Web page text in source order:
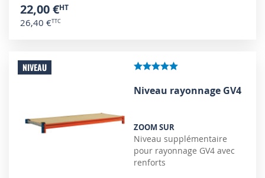
22,00 €
26,40 €
NIVEAU
Niveau rayonnage GV4
ZOOM SUR
Niveau supplémentaire
pour rayonnage GV4 avec
renforts